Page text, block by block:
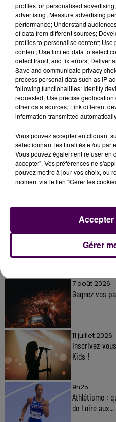
- Vous êtes un acteur de
pouvoir apporter une
intéresser la rédaction de
journalistes.
VOUS AVEZ DES QUESTIONS ?
Pour en savoir plus sur
proposons,contactez-
téléphone ou par message.
À LA UNE
7 août 2026
Gagnez vos
11 juillet 2026
Inscrivez-
Kids !
9h25
Athlétisme :
de Loire aux...
profiles for personalised
advertising; Measure advertising
performance; Understand
of data from different sources;
profiles to personalise content;
content; Use limited data to select
detect fraud, and fix errors; Deliver
Save and communicate privacy
process personal data such as IP
following functionalities: Identify
requested; Use precise
other data sources; Link different
information transmitted
Vous pouvez accepter en cliquant
sélectionnant les finalités et/ou
Vous pouvez également refuser en
accepter". Vos préférences ne
pouvez mettre à jour vos choix, ou
moment via le lien "Gérer les
Gérer
Accepter